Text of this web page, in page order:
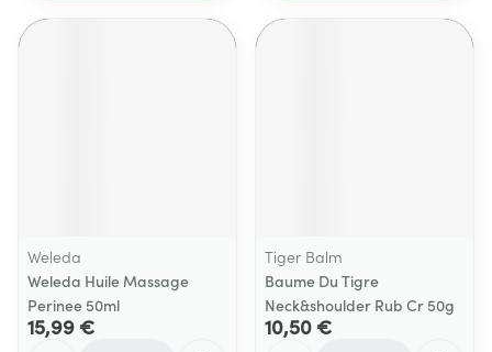
Weleda
Weleda Huile Massage
Perinee 50ml
15,99 €
Tiger Balm
Baume Du Tigre
Neck&shoulder Rub Cr 50g
10,50 €